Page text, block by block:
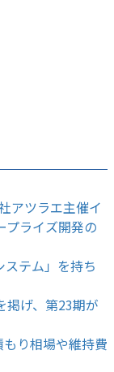
アツラエ主催イ
ライズ開発の
テム」を持ち
掲げ、第23期が
り相場や維持費